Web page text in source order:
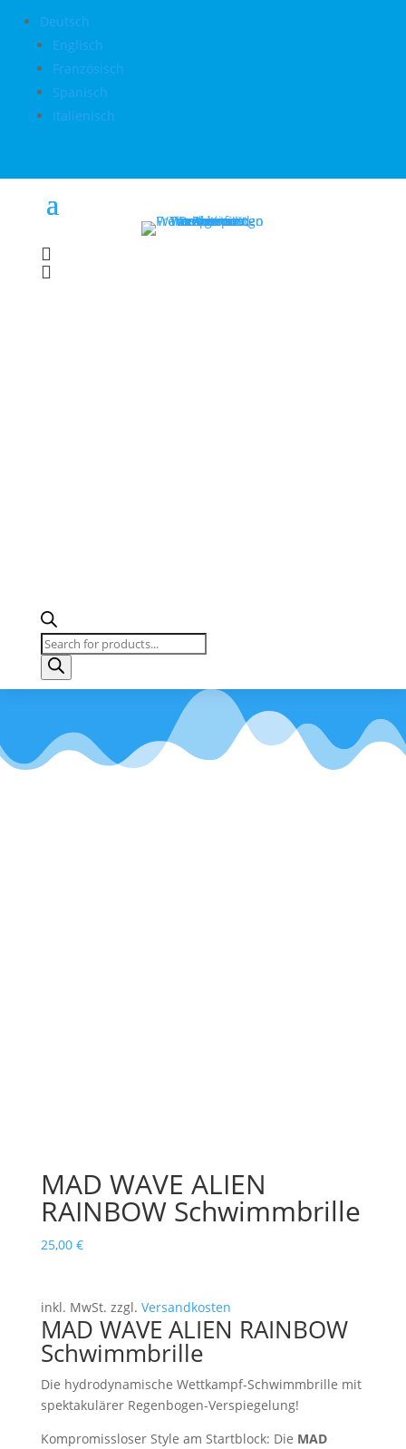
Deutsch
Englisch
Französisch
Spanisch
Italienisch


Products
search
MAD WAVE ALIEN
RAINBOW Schwimmbrille
25,00 €
inkl. MwSt. zzgl. Versandkosten
MAD WAVE ALIEN RAINBOW
Schwimmbrille
Die hydrodynamische Wettkampf-Schwimmbrille mit
spektakulärer Regenbogen-Verspiegelung!
Kompromissloser Style am Startblock: Die MAD